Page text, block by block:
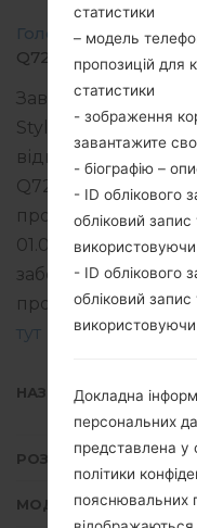
Головна →LG Stylo 5
Завантажте
Stylo 5, але не
відповідає
Q720QM5.
прошивки
01.05.2021. Код
забезпечення -
прошивати
тут
НАЗВА ФАЙЛУ
РОЗМІР ФАЙЛУ
МОДЕЛЬ
статистики
– модель
пропозицій для
статистики
- зображення
завантажите
- біографію –
- ID облікового
обліковий
- ID облікового
обліковий
Докладна
персональних
представлена у
політики
пояснювальних